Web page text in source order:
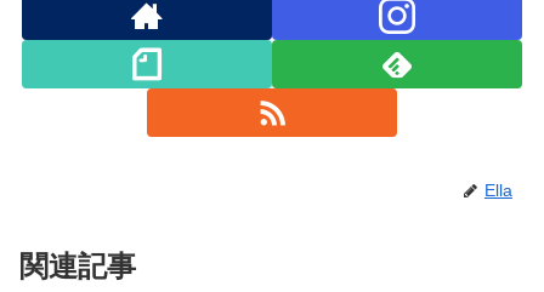
Ella
関連記事